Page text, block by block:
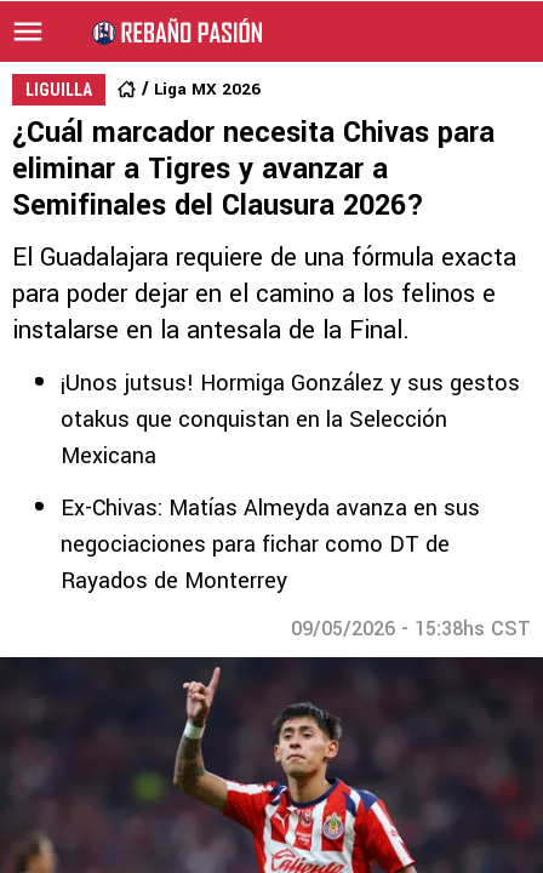
LIGUILLA Liga MX 2026
¿Cuál marcador necesita Chivas para
eliminar a Tigres y avanzar a
Semifinales del Clausura 2026?
El Guadalajara requiere de una fórmula exacta
para poder dejar en el camino a los felinos e
instalarse en la antesala de la Final.
¡Unos jutsus! Hormiga González y sus gestos
otakus que conquistan en la Selección
Mexicana
Ex-Chivas: Matías Almeyda avanza en sus
negociaciones para fichar como DT de
Rayados de Monterrey
09/05/2026 - 15:38hs CST